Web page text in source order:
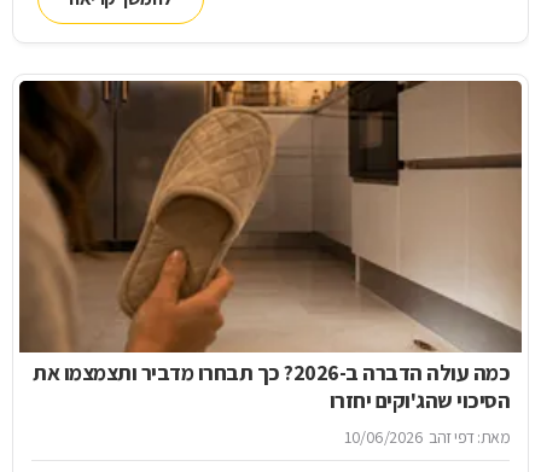
כמה עולה הדברה ב-2026? כך תבחרו מדביר ותצמצמו את
הסיכוי שהג'וקים יחזרו
מאת: דפי זהב 10/06/2026